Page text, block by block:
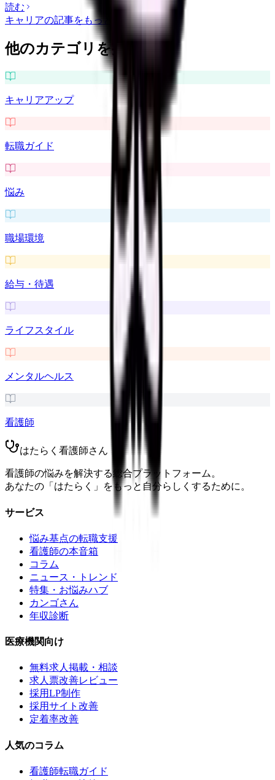
読む
キャリアの記事をもっと見る
他のカテゴリを探す
キャリアアップ
転職ガイド
悩み
職場環境
給与・待遇
ライフスタイル
メンタルヘルス
看護師
はたらく看護師さん
看護師の悩みを解決する総合プラットフォーム。
あなたの「はたらく」をもっと自分らしくするために。
サービス
悩み基点の転職支援
看護師の本音箱
コラム
ニュース・トレンド
特集・お悩みハブ
カンゴさん
年収診断
医療機関向け
無料求人掲載・相談
求人票改善レビュー
採用LP制作
採用サイト改善
定着率改善
人気のコラム
看護師転職ガイド